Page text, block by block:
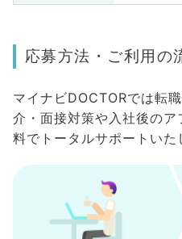
応募方法・ご利用の
マイナビDOCTORでは転
介・面接対策や入社後の
料でトータルサポートいた